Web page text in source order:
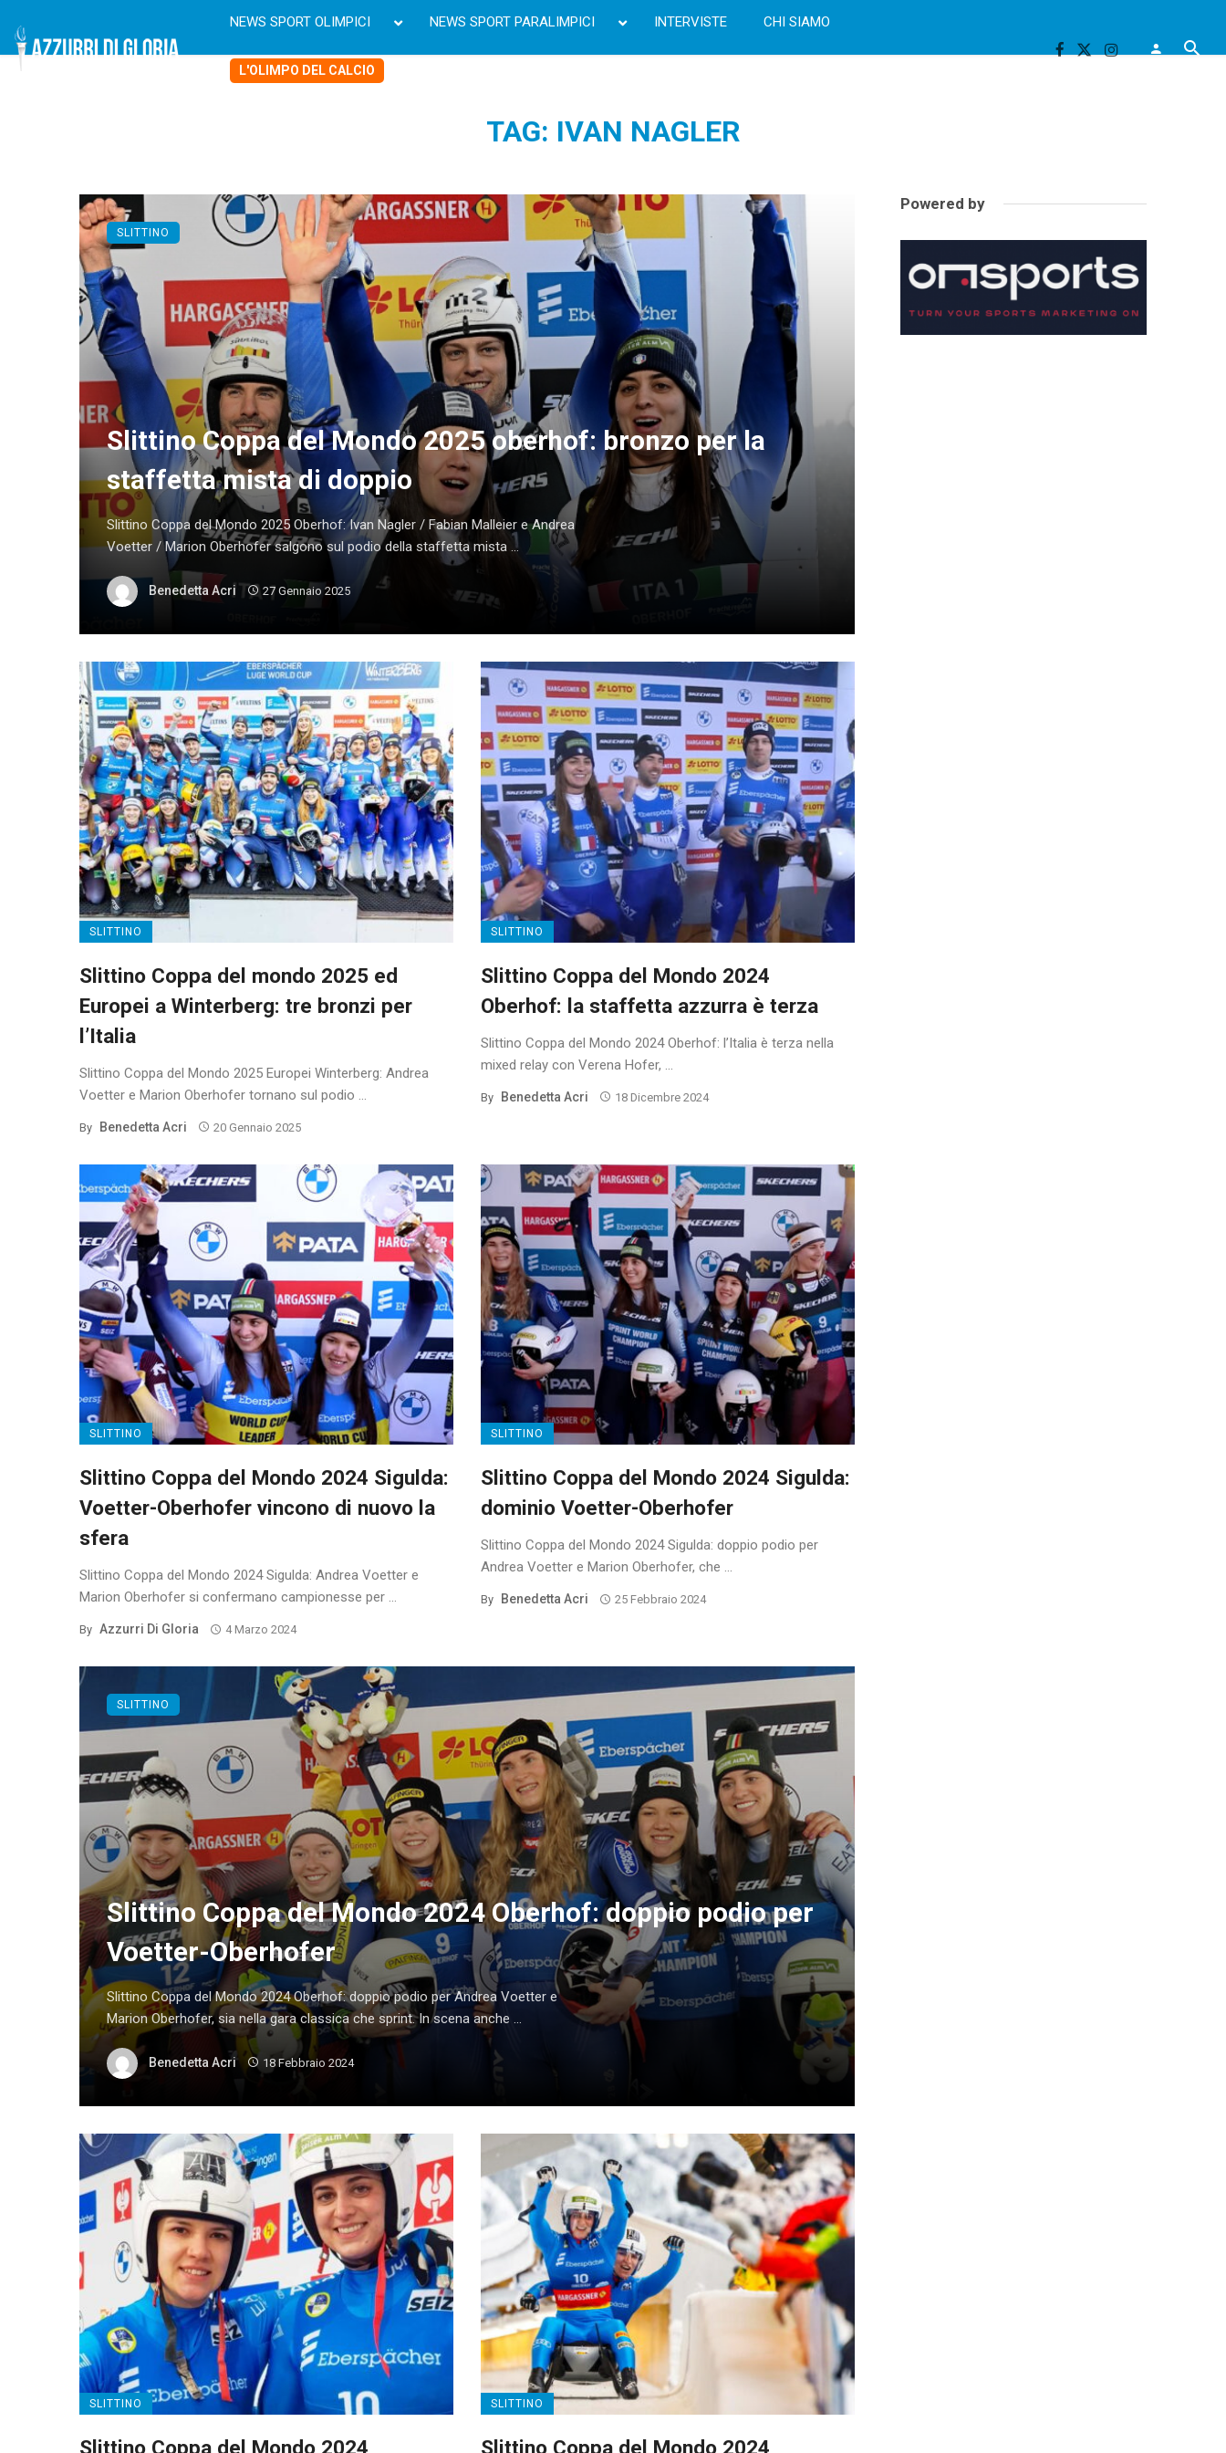
NEWS SPORT OLIMPICI NEWS SPORT PARALIMPICI INTERVISTE CHI SIAMO
L'OLIMPO DEL CALCIO
TAG: IVAN NAGLER
Slittino Coppa del Mondo 2025 oberhof: bronzo per la
staffetta mista di doppio
Slittino Coppa del Mondo 2025 Oberhof: Ivan Nagler / Fabian Malleier e Andrea
Voetter / Marion Oberhofer salgono sul podio della staffetta mista ...
Benedetta Acri 27 Gennaio 2025
SLITTINO
SLITTINO
Slittino Coppa del mondo 2025 ed
Europei a Winterberg: tre bronzi per
l’Italia
Slittino Coppa del Mondo 2025 Europei Winterberg: Andrea
Voetter e Marion Oberhofer tornano sul podio ...
By Benedetta Acri 20 Gennaio 2025
SLITTINO
Slittino Coppa del Mondo 2024
Oberhof: la staffetta azzurra è terza
Slittino Coppa del Mondo 2024 Oberhof: l’Italia è terza nella
mixed relay con Verena Hofer, ...
By Benedetta Acri 18 Dicembre 2024
SLITTINO
Slittino Coppa del Mondo 2024 Sigulda:
Voetter-Oberhofer vincono di nuovo la
sfera
Slittino Coppa del Mondo 2024 Sigulda: Andrea Voetter e
Marion Oberhofer si confermano campionesse per ...
By Azzurri Di Gloria 4 Marzo 2024
SLITTINO
Slittino Coppa del Mondo 2024 Sigulda:
dominio Voetter-Oberhofer
Slittino Coppa del Mondo 2024 Sigulda: doppio podio per
Andrea Voetter e Marion Oberhofer, che ...
By Benedetta Acri 25 Febbraio 2024
Slittino Coppa del Mondo 2024 Oberhof: doppio podio per
Voetter-Oberhofer
Slittino Coppa del Mondo 2024 Oberhof: doppio podio per Andrea Voetter e
Marion Oberhofer, sia nella gara classica che sprint. In scena anche ...
Benedetta Acri 18 Febbraio 2024
SLITTINO
SLITTINO
Slittino Coppa del Mondo 2024
SLITTINO
Slittino Coppa del Mondo 2024
Powered by